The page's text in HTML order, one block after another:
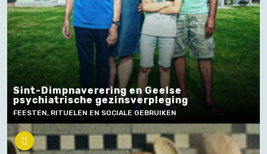
Sint-Dimpnaverering en Geelse
psychiatrische gezinsverpleging
FEESTEN, RITUELEN EN SOCIALE GEBRUIKEN